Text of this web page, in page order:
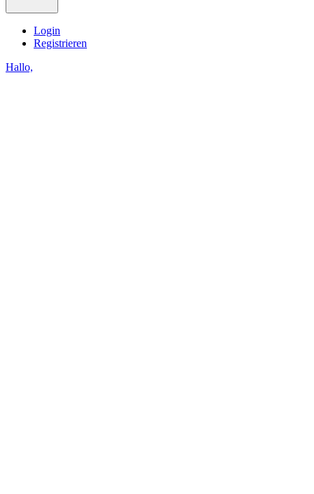
Login
Registrieren
Hallo,